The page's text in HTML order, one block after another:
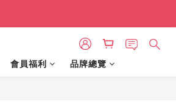
會員福利 品牌總覽